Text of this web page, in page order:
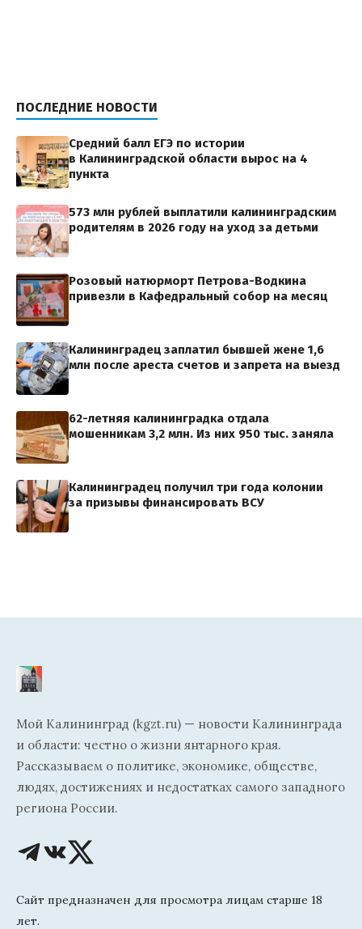
ПОСЛЕДНИЕ НОВОСТИ
Средний балл ЕГЭ по истории
в Калининградской области вырос на 4
пункта
573 млн рублей выплатили калининградским
родителям в 2026 году на уход за детьми
Розовый натюрморт Петрова-Водкина
привезли в Кафедральный собор на месяц
Калининградец заплатил бывшей жене 1,6
млн после ареста счетов и запрета на выезд
62-летняя калининградка отдала
мошенникам 3,2 млн. Из них 950 тыс. заняла
Калининградец получил три года колонии
за призывы финансировать ВСУ
Мой Калининград (kgzt.ru) — новости Калининграда
и области: честно о жизни янтарного края.
Рассказываем о политике, экономике, обществе,
людях, достижениях и недостатках самого западного
региона России.
Сайт предназначен для просмотра лицам старше 18
лет.